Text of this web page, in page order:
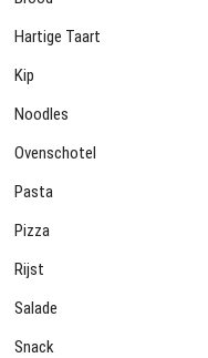
Hartige Taart
Kip
Noodles
Ovenschotel
Pasta
Pizza
Rijst
Salade
Snack